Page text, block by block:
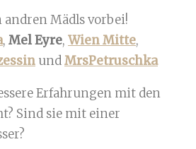
andren Mädls vorbei!
, Mel Eyre, Wien Mitte,
undMrsPetruschka
Erfahrungen mit den
Sind sie mit einer